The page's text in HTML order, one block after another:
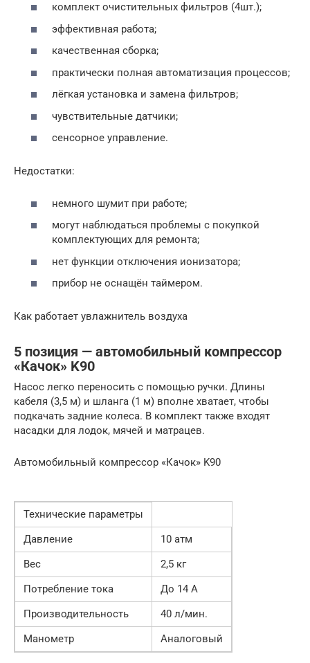
комплект очистительных фильтров (4шт.);
эффективная работа;
качественная сборка;
практически полная автоматизация процессов;
лёгкая установка и замена фильтров;
чувствительные датчики;
сенсорное управление.
Недостатки:
немного шумит при работе;
могут наблюдаться проблемы с покупкой
комплектующих для ремонта;
нет функции отключения ионизатора;
прибор не оснащён таймером.
Как работает увлажнитель воздуха
5 позиция — автомобильный компрессор
«Качок» K90
Насос легко переносить с помощью ручки. Длины
кабеля (3,5 м) и шланга (1 м) вполне хватает, чтобы
подкачать задние колеса. В комплект также входят
насадки для лодок, мячей и матрацев.
Автомобильный компрессор «Качок» K90
Технические параметры
Давление
10 атм
Вес
2,5 кг
Потребление тока
До 14 А
Производительность
40 л/мин.
Манометр
Аналоговый